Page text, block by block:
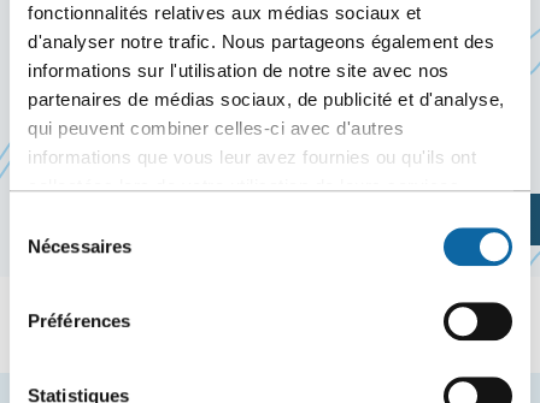
fonctionnalités relatives aux médias sociaux et
d'analyser notre trafic. Nous partageons également des
informations sur l'utilisation de notre site avec nos
partenaires de médias sociaux, de publicité et d'analyse,
qui peuvent combiner celles-ci avec d'autres
informations que vous leur avez fournies ou qu'ils ont
collectées lors de votre utilisation de leurs services.
Nécessaires
Préférences
Statistiques
Du 15 au 16 octobre 2026, le Centre des congrès de
Québec accueille l’événement La médecine
hospitalière 2026, organisé par laFédération des
médecins omnipraticiens du QuébecCe
lien
nouvelle
fenêtre